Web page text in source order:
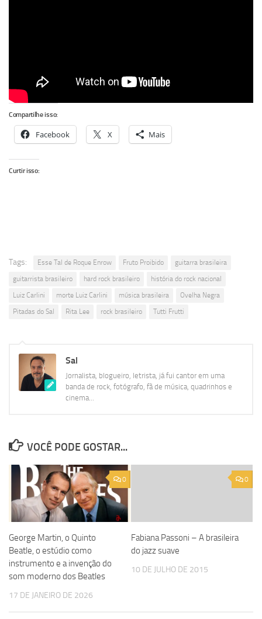
Compartilhe isso:
Facebook X Mais
Curtir isso:
Tags: Esse Tal de Roque Enrow Fruto Proibido
guitarra brasileira
guitarrista brasileiro
hard rock brasileiro
história do rock nacional
Luiz Carlini
morte Luiz Carlini música brasileira
Ovelha Negra
Pitadas do Sal
Rita Lee rock brasileiro Tutti Frutti
Sal
Jornalista, blogueiro, letrista, já fui cantor em uma
banda de rock, fotógrafo, fã de música, quadrinhos e
cinema...
VOCÊ PODE GOSTAR...
0
George Martin, o Quinto
Beatle, o estúdio como
instrumento e a invenção do
som moderno dos Beatles
17 DE JANEIRO DE 2026
0
Fabiana Passoni – A brasileira
do jazz suave
10 DE JULHO DE 2015